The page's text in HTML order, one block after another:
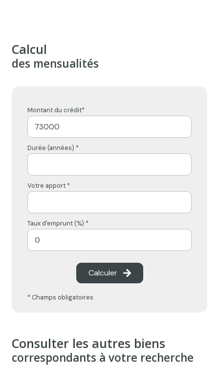
Calcul
des mensualités
Montant du crédit*
Durée (années) *
Votre apport *
Taux d'emprunt (%) *
Calculer
* Champs obligatoires
Consulter les autres biens
correspondants à votre recherche